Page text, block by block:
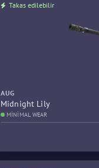
Takas edilebilir
AUG
Midnight Lily
MINIMAL WEAR